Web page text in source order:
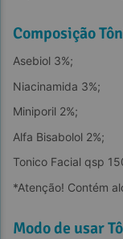
Composição
Asebiol 3%;
Niacinamida 3%;
Miniporil 2%;
Alfa Bisabolol 2%;
Tonico Facial qsp
*Atenção! Contém
Modo de usar